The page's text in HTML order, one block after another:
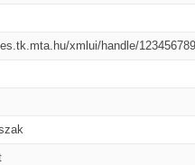
xmlui/handle/